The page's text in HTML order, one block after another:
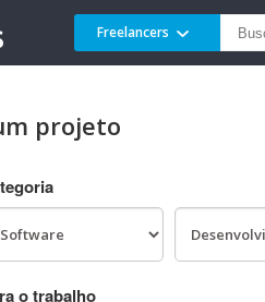
Freelancers
projeto
o trabalho